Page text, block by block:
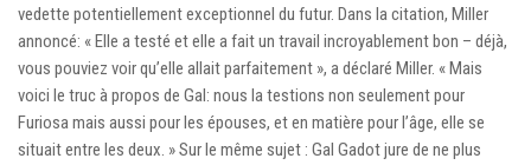
vedette potentiellement exceptionnel du futur. Dans la citation, Miller
annoncé: « Elle a testé et elle a fait un travail incroyablement bon – déjà,
vous pouviez voir qu’elle allait parfaitement », a déclaré Miller. « Mais
voici le truc à propos de Gal: nous la testions non seulement pour
Furiosa mais aussi pour les épouses, et en matière pour l’âge, elle se
situait entre les deux. » Sur le même sujet : Gal Gadot jure de ne plus